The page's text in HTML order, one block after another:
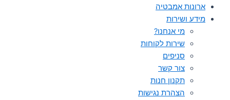
ארונות אמבטיה
מידע ושירות
מי אנחנו?
שירות לקוחות
סניפים
צור קשר
תקנון חנות
הצהרת נגישות